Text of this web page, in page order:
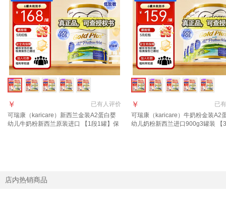
已有人评价
￥
可瑞康（karicare）新西兰金装A2蛋白婴
幼儿牛奶粉新西兰原装进口 【1段1罐】保
已有
￥
可瑞康（karicare）牛奶粉金装A2
幼儿奶粉新西兰进口900g3罐装 【
店内热销商品